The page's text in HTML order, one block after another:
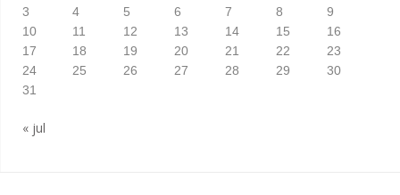
3
4 5 6 7 8
9
10
11 12 13 14 15
16
17
18 19 20 21 22
23
24
25 26 27 28 29
30
31
« jul